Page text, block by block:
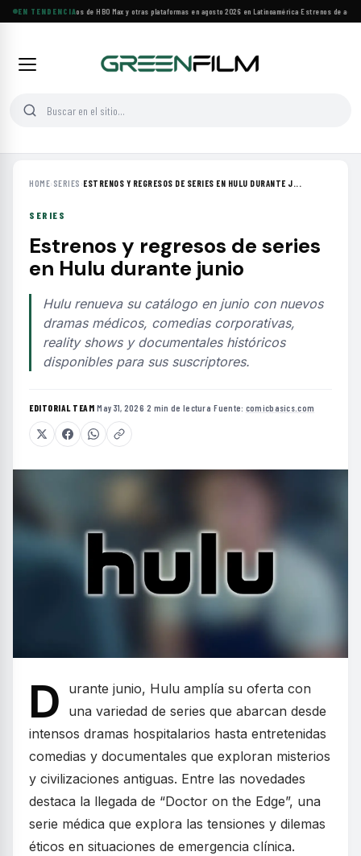
EN TENDENCIA
Principales estrenos de HBO Max y otras plataformas en agosto 2026 en Latinoamérica·Estrenos de
HOME› SERIES ›ESTRENOS Y REGRESOS DE SERIES EN HULU DURANTE J...
SERIES
Estrenos y regresos de series
en Hulu durante junio
Hulu renueva su catálogo en junio con nuevos
dramas médicos, comedias corporativas,
reality shows y documentales históricos
disponibles para sus suscriptores.
EDITORIAL TEAM·May 31, 2026·2 min de lectura·Fuente: comicbasics.com
D
urante junio, Hulu amplía su oferta con
una variedad de series que abarcan desde
intensos dramas hospitalarios hasta entretenidas
comedias y documentales que exploran misterios
y civilizaciones antiguas. Entre las novedades
destaca la llegada de “Doctor on the Edge”, una
serie médica que explora las tensiones y dilemas
éticos en situaciones de emergencia clínica.